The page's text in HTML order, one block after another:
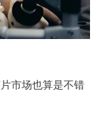
市场也算是不错